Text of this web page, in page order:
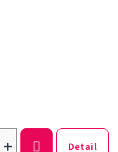
+ Detail